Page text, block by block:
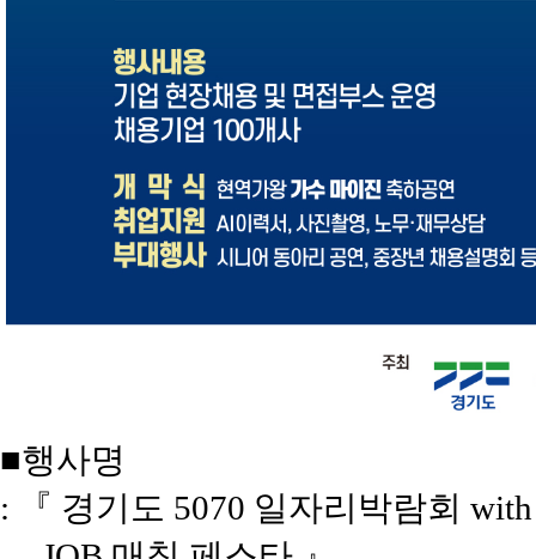
■행사명
: 『 경기도 5070 일자리박람회